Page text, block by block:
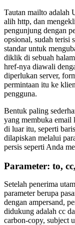
Tautan mailto adalah
alih http, dan
pengunjung dengan
opsional, sudah terisi
standar untuk
diklik di sebuah
href-nya diawali
diperlukan server,
permintaan itu ke
pengguna.
Bentuk paling
yang membuka email
di luar itu, seperti
dilapiskan melalui
persis seperti Anda
Parameter: to,
Setelah penerima
parameter berupa
dengan ampersand,
didukung adalah cc
carbon-copy, subject